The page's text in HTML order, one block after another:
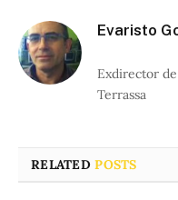
Evaristo
Exdirector
Terrassa
RELATEDPOSTS